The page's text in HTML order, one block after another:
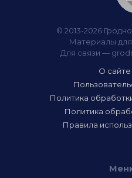
© 2013-2026
Материалы
Для связи —
О сайте
Политика
Политика
Правила